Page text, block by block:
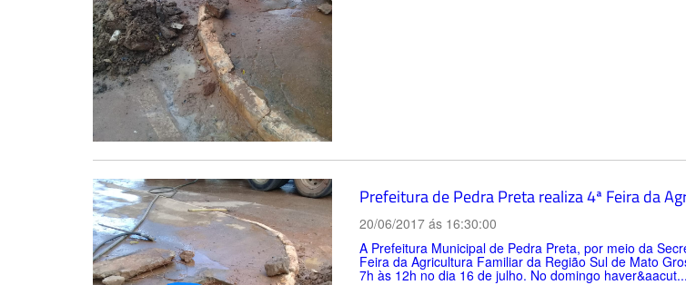
Prefeitura de Pedra Preta realiza 4ª Feira da
20/06/2017 ás 16:30:00
A Prefeitura Municipal de Pedra Preta, por meio da
Feira da Agricultura Familiar da Região Sul de Mato
7h às 12h no dia 16 de julho. No domingo haver&aacut...